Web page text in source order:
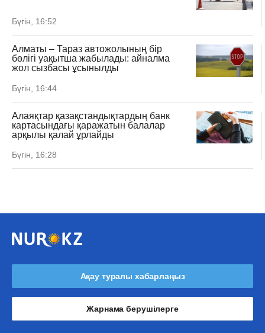
Бүгін, 16:52
Алматы – Тараз автожолының бір
бөлігі уақытша жабылады: айналма
жол сызбасы ұсынылды
Бүгін, 16:44
Алаяқтар қазақстандықтардың банк
картасындағы қаражатын балалар
арқылы қалай ұрлайды
Бүгін, 16:28
Ақау туралы хабарлаңыз
Жарнама берушілерге